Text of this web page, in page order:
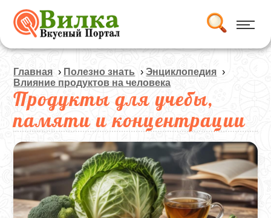
Главная › Полезно знать ›Энциклопедия ›
Влияние продуктов на человека
Продукты для учебы,
памяти и концентрации